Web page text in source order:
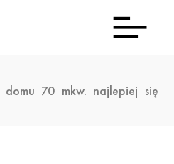
O
70 mkw. najlepiej się